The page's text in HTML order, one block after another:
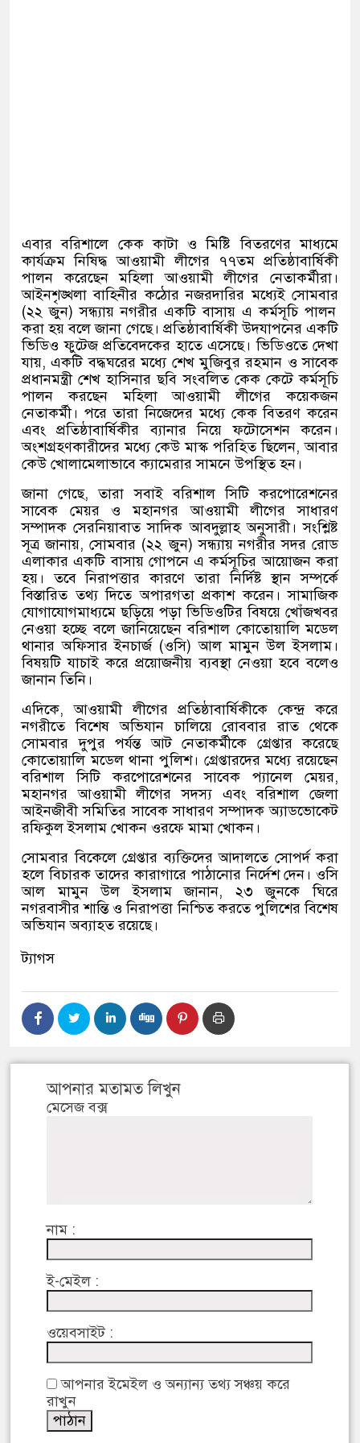
এবার বরিশালে কেক কাটা ও মিষ্টি বিতরণের মাধ্যমে
কার্যক্রম নিষিদ্ধ আওয়ামী লীগের ৭৭তম প্রতিষ্ঠাবার্ষিকী
পালন করেছেন মহিলা আওয়ামী লীগের নেতাকর্মীরা।
আইনশৃঙ্খলা বাহিনীর কঠোর নজরদারির মধ্যেই সোমবার
(২২ জুন)সন্ধ্যায় নগরীর একটি বাসায় এ কর্মসূচি পালন
করা হয় বলে জানা গেছে। প্রতিষ্ঠাবার্ষিকী উদযাপনের একটি
ভিডিও ফুটেজ প্রতিবেদকের হাতে এসেছে। ভিডিওতে দেখা
যায়,একটি বদ্ধঘরের মধ্যে শেখ মুজিবুর রহমান ও সাবেক
প্রধানমন্ত্রী শেখ হাসিনার ছবি সংবলিত কেক কেটে কর্মসূচি
পালন করছেন মহিলা আওয়ামী লীগের কয়েকজন
নেতাকর্মী। পরে তারা নিজেদের মধ্যে কেক বিতরণ করেন
এবং প্রতিষ্ঠাবার্ষিকীর ব্যানার নিয়ে ফটোসেশন করেন।
অংশগ্রহণকারীদের মধ্যে কেউ মাস্ক পরিহিত ছিলেন,আবার
কেউ খোলামেলাভাবে ক্যামেরার সামনে উপস্থিত হন।
জানা গেছে,তারা সবাই বরিশাল সিটি করপোরেশনের
সাবেক মেয়র ও মহানগর আওয়ামী লীগের সাধারণ
সম্পাদক সেরনিয়াবাত সাদিক আবদুল্লাহ অনুসারী। সংশ্লিষ্ট
সূত্র জানায়,সোমবার (২২ জুন)সন্ধ্যায় নগরীর সদর রোড
এলাকার একটি বাসায় গোপনে এ কর্মসূচির আয়োজন করা
হয়। তবে নিরাপত্তার কারণে তারা নির্দিষ্ট স্থান সম্পর্কে
বিস্তারিত তথ্য দিতে অপারগতা প্রকাশ করেন। সামাজিক
যোগাযোগমাধ্যমে ছড়িয়ে পড়া ভিডিওটির বিষয়ে খোঁজখবর
নেওয়া হচ্ছে বলে জানিয়েছেন বরিশাল কোতোয়ালি মডেল
থানার অফিসার ইনচার্জ(ওসি)আল মামুন উল ইসলাম।
বিষয়টি যাচাই করে প্রয়োজনীয় ব্যবস্থা নেওয়া হবে বলেও
জানান তিনি।
এদিকে,আওয়ামী লীগের প্রতিষ্ঠাবার্ষিকীকে কেন্দ্র করে
নগরীতে বিশেষ অভিযান চালিয়ে রোববার রাত থেকে
সোমবার দুপুর পর্যন্ত আট নেতাকর্মীকে গ্রেপ্তার করেছে
কোতোয়ালি মডেল থানা পুলিশ। গ্রেপ্তারদের মধ্যে রয়েছেন
বরিশাল সিটি করপোরেশনের সাবেক প্যানেল মেয়র,
মহানগর আওয়ামী লীগের সদস্য এবং বরিশাল জেলা
আইনজীবী সমিতির সাবেক সাধারণ সম্পাদক অ্যাডভোকেট
রফিকুল ইসলাম খোকন ওরফে মামা খোকন।
সোমবার বিকেলে গ্রেপ্তার ব্যক্তিদের আদালতে সোপর্দ করা
হলে বিচারক তাদের কারাগারে পাঠানোর নির্দেশ দেন। ওসি
আল মামুন উল ইসলাম জানান, ২৩ জুনকে ঘিরে
নগরবাসীর শান্তি ও নিরাপত্তা নিশ্চিত করতে পুলিশের বিশেষ
অভিযান অব্যাহত রয়েছে।
ট্যাগস
আপনার মতামত লিখুন
মেসেজ বক্স
নাম :
ই-মেইল :
ওয়েবসাইট :
আপনার ইমেইল ও অন্যান্য তথ্য সঞ্চয় করে
রাখুন